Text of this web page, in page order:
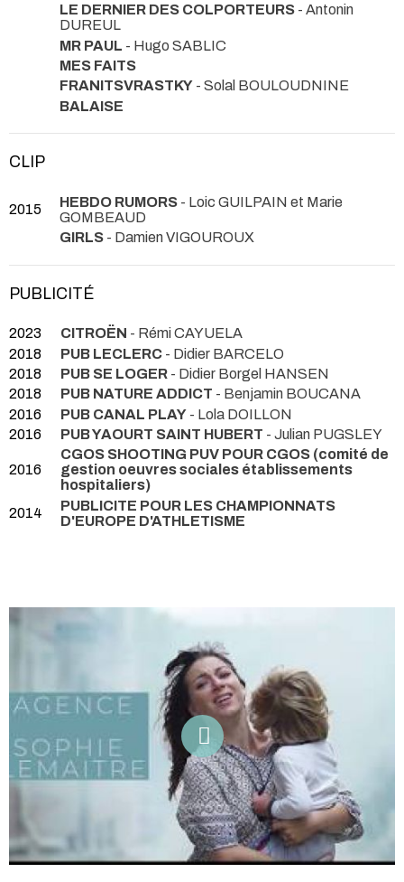
LE DERNIER DES COLPORTEURS - Antonin
DUREUL
MR PAUL - Hugo SABLIC
MES FAITS
FRANITSVRASTKY - Solal BOULOUDNINE
BALAISE
CLIP
2015 HEBDO RUMORS - Loic GUILPAIN et Marie
GOMBEAUD
GIRLS - Damien VIGOUROUX
PUBLICITÉ
2023 CITROËN - Rémi CAYUELA
2018
PUB LECLERC - Didier BARCELO
2018
PUB SE LOGER - Didier Borgel HANSEN
2018
PUB NATURE ADDICT - Benjamin BOUCANA
2016
PUB CANAL PLAY - Lola DOILLON
2016
PUB YAOURT SAINT HUBERT - Julian PUGSLEY
2016
CGOS SHOOTING PUV POUR CGOS (comité de
gestion oeuvres sociales établissements
hospitaliers)
2014
PUBLICITE POUR LES CHAMPIONNATS
D'EUROPE D'ATHLETISME